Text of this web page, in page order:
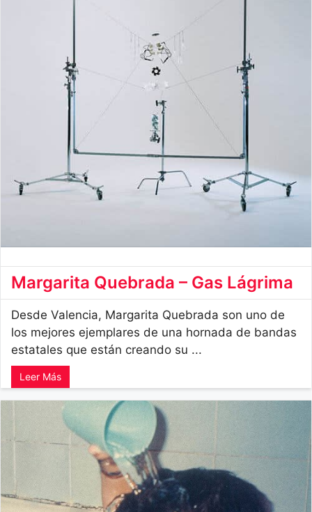
Margarita Quebrada – Gas Lágrima
Desde Valencia, Margarita Quebrada son uno de
los mejores ejemplares de una hornada de bandas
estatales que están creando su ...
Leer Más